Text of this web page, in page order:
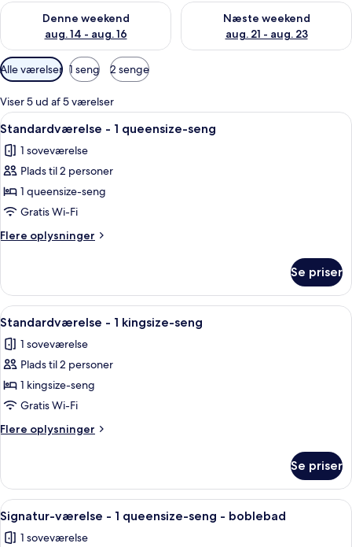
Denne weekend
aug. 14 - aug. 16
Tjek tilgængelighed for denne weekend aug. 14 - aug. 16
Næste weekend
aug. 21 - aug. 23
Tjek tilgængelighed for næste
Tilgængelige
filtre
for
værelser
Alle værelser 1 seng 2 senge
Viser 5 ud af 5 værelser
Indlæs
alle
billeder
af
Standardværelse
-
1
queensize-
Et hotelværelse med en stor seng,
3
Standardværelse - 1 queensize-seng
1 soveværelse
Plads til 2 personer
1 queensize-seng
Gratis Wi-Fi
Flere oplysninger
Flere
-
queensize-
Se priser
Indlæs
alle
billeder
af
Standardværelse
-
1
kingsize-
Et hotelværelse med en stor seng,
3
Standardværelse - 1 kingsize-seng
1 soveværelse
Plads til 2 personer
1 kingsize-seng
Gratis Wi-Fi
Flere oplysninger
Flere
-
kingsize-
seng
Se priser
Indlæs
alle
Et hotelværelse med en stor seng, et
4
Signatur-værelse - 1 queensize-seng - boblebad
1 soveværelse